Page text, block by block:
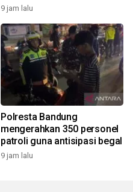
9 jam lalu
Polresta Bandung
mengerahkan 350 personel
patroli guna antisipasi begal
9 jam lalu